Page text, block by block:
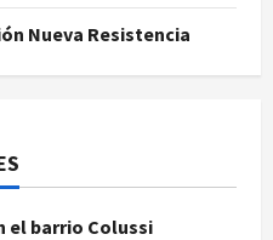
Nueva Resistencia
el barrio Colussi